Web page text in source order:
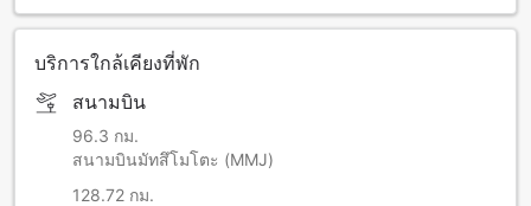
บริการใกล้เคียงที่พัก
สนามบิน
96.3 กม.
สนามบินมัทสึโมโตะ (MMJ)
128.72 กม.